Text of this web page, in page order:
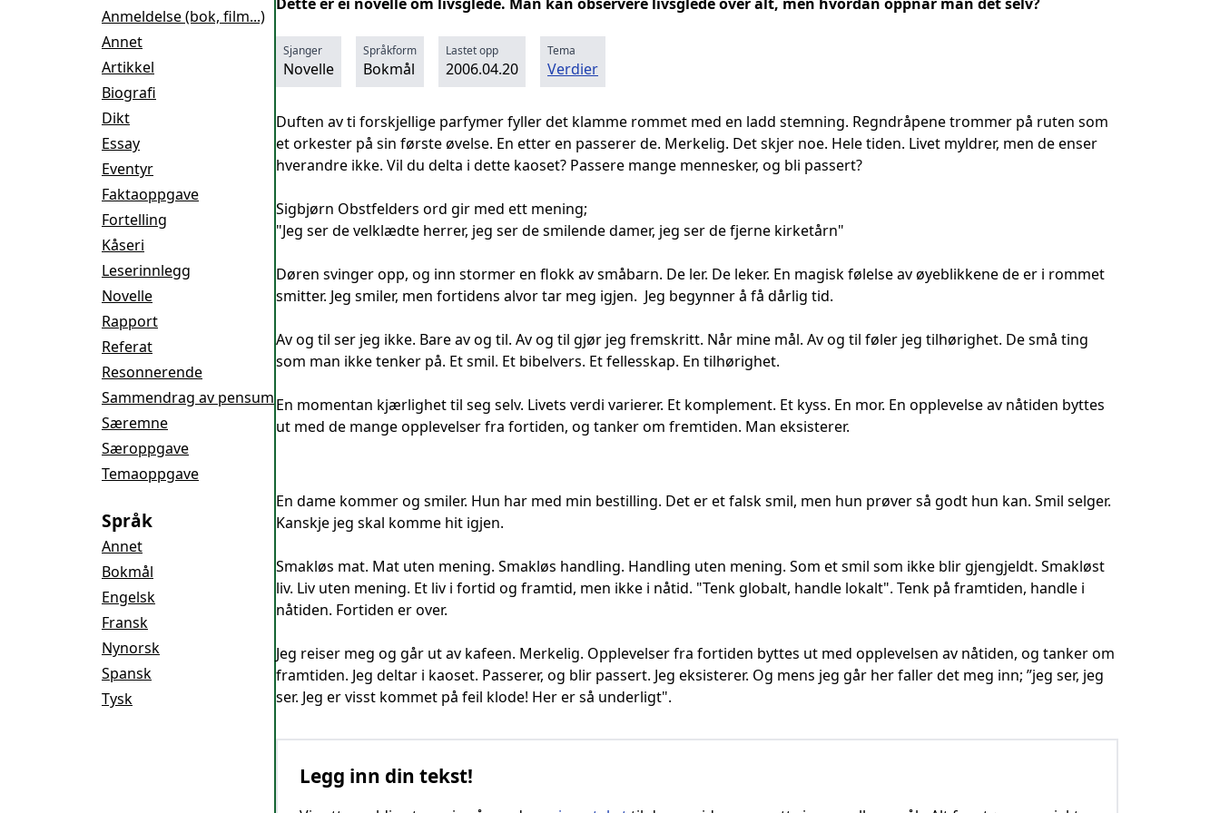
Anmeldelse (bok, film...)
Annet
Artikkel
Biografi
Dikt
Essay
Eventyr
Faktaoppgave
Fortelling
Kåseri
Leserinnlegg
Novelle
Rapport
Referat
Resonnerende
Sammendrag av pensum
Særemne
Særoppgave
Temaoppgave
Språk
Annet
Bokmål
Engelsk
Fransk
Nynorsk
Spansk
Tysk
Sjanger
Novelle
Språkform
Bokmål
Lastet opp
2006.04.20
Tema
Verdier
Duften av ti forskjellige parfymer fyller det klamme rommet med en ladd stemning. Regndråpene trommer på ruten som
et orkester på sin første øvelse. En etter en passerer de. Merkelig. Det skjer noe. Hele tiden. Livet myldrer, men de enser
hverandre ikke. Vil du delta i dette kaoset? Passere mange mennesker, og bli passert?
Sigbjørn Obstfelders ord gir med ett mening;
"Jeg ser de velklædte herrer, jeg ser de smilende damer, jeg ser de fjerne kirketårn"
Døren svinger opp, og inn stormer en flokk av småbarn. De ler. De leker. En magisk følelse av øyeblikkene de er i rommet
smitter. Jeg smiler, men fortidens alvor tar meg igjen. Jeg begynner å få dårlig tid.
Av og til ser jeg ikke. Bare av og til. Av og til gjør jeg fremskritt. Når mine mål. Av og til føler jeg tilhørighet. De små ting
som man ikke tenker på. Et smil. Et bibelvers. Et fellesskap. En tilhørighet.
En momentan kjærlighet til seg selv. Livets verdi varierer. Et komplement. Et kyss. En mor. En opplevelse av nåtiden byttes
ut med de mange opplevelser fra fortiden, og tanker om fremtiden. Man eksisterer.
En dame kommer og smiler. Hun har med min bestilling. Det er et falsk smil, men hun prøver så godt hun kan. Smil selger.
Kanskje jeg skal komme hit igjen.
Smakløs mat. Mat uten mening. Smakløs handling. Handling uten mening. Som et smil som ikke blir gjengjeldt. Smakløst
liv. Liv uten mening. Et liv i fortid og framtid, men ikke i nåtid. "Tenk globalt, handle lokalt". Tenk på framtiden, handle i
nåtiden. Fortiden er over.
Jeg reiser meg og går ut av kafeen. Merkelig. Opplevelser fra fortiden byttes ut med opplevelsen av nåtiden, og tanker om
framtiden. Jeg deltar i kaoset. Passerer, og blir passert. Jeg eksisterer. Og mens jeg går her faller det meg inn; ”jeg ser, jeg
ser. Jeg er visst kommet på feil klode! Her er så underligt".
Legg inn din tekst!